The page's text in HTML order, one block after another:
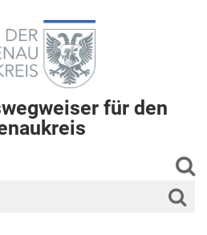
für den